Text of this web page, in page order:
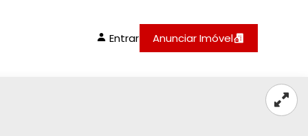
Entrar Anunciar Imóvel